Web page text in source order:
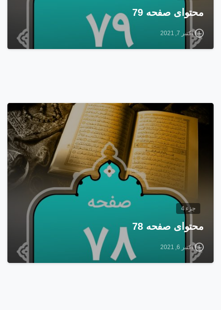
محتوای صفحه 79
اکتبر 7, 2021
15
جزء 4
محتوای صفحه 78
اکتبر 6, 2021